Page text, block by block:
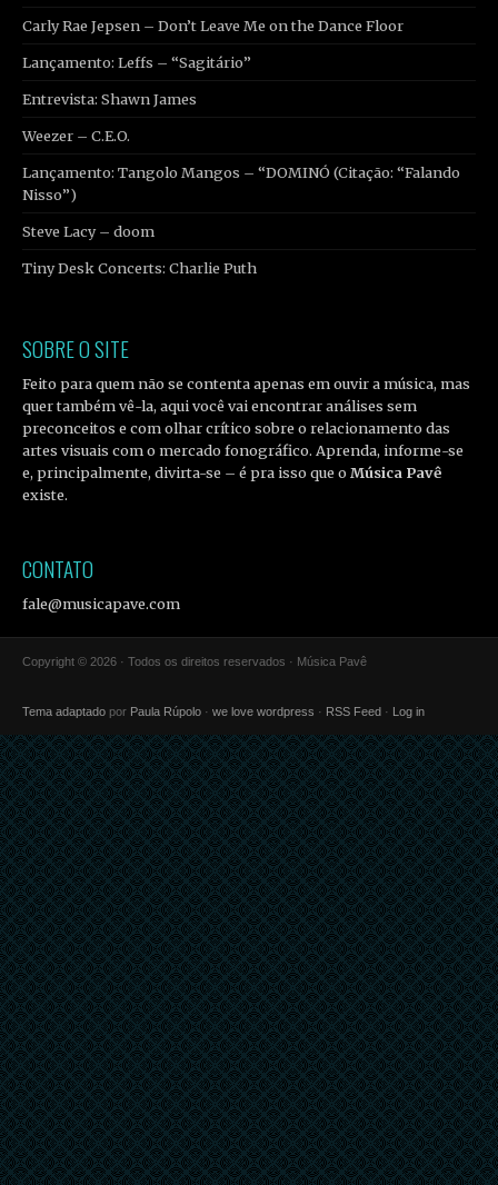
Carly Rae Jepsen – Don’t Leave Me on the Dance Floor
Lançamento: Leffs – “Sagitário”
Entrevista: Shawn James
Weezer – C.E.O.
Lançamento: Tangolo Mangos – “DOMINÓ (Citação: “Falando
Nisso”)
Steve Lacy – doom
Tiny Desk Concerts: Charlie Puth
SOBRE O SITE
Feito para quem não se contenta apenas em ouvir a música, mas
quer também vê-la, aqui você vai encontrar análises sem
preconceitos e com olhar crítico sobre o relacionamento das
artes visuais com o mercado fonográfico. Aprenda, informe-se
e, principalmente, divirta-se – é pra isso que oMúsica Pavê
existe.
CONTATO
fale@musicapave.com
Copyright © 2026 · Todos os direitos reservados · Música Pavê
Tema adaptado por Paula Rúpolo · we love wordpress · RSS Feed · Log in